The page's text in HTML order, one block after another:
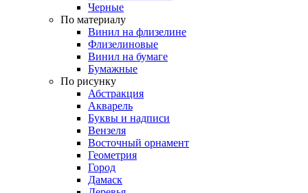
Черные
По материалу
Винил на флизелине
Флизелиновые
Винил на бумаге
Бумажные
По рисунку
Абстракция
Акварель
Буквы и надписи
Вензеля
Восточный орнамент
Геометрия
Город
Дамаск